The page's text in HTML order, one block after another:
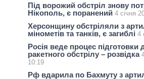
Під ворожий обстріл знову
Нікополь, є поранений 4 січня
Херсонщину обстріляли з
мінометів та танків, є загиблі 4
Росія веде процес підготовки
ракетного обстрілу – розвідка
10:19
Рф вдарила по Бахмуту з